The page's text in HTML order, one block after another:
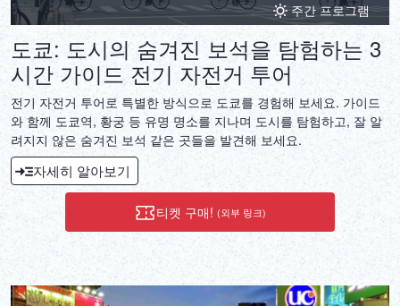
주간 프로그램
도쿄: 도시의 숨겨진 보석을 탐험하는 3
시간 가이드 전기 자전거 투어
전기 자전거 투어로 특별한 방식으로 도쿄를 경험해 보세요. 가이드
와 함께 도쿄역, 황궁 등 유명 명소를 지나며 도시를 탐험하고, 잘 알
려지지 않은 숨겨진 보석 같은 곳들을 발견해 보세요.
자세히 알아보기
티켓 구매! (외부 링크)